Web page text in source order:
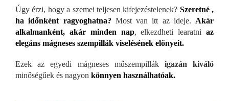
Úgy érzi, hogy a szemei teljesen kifejezéstelenek? Szeretné ,
ha időnként ragyoghatna? Most van itt az ideje. Akár
alkalmanként, akár minden nap, elkezdheti learatni az
elegáns mágneses szempillák viselésének előnyeit.
Ezek az egyedi mágneses műszempillák igazán kiváló
minőségűek és nagyon könnyen használhatóak.